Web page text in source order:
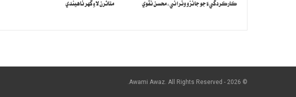
ڪارڪردگيءَ جو جائزو وٺرائي: محسن نقوي
متاثرن لاءِ گهر ٺاهيندي
© 2026 - Awami Awaz. All Rights Reserved.